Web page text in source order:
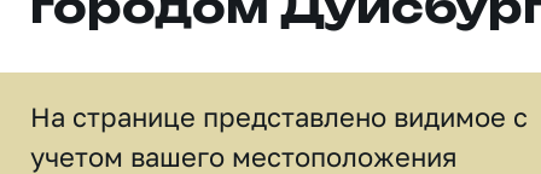
городом
На странице представлено видимое c
учетом вашего местоположения